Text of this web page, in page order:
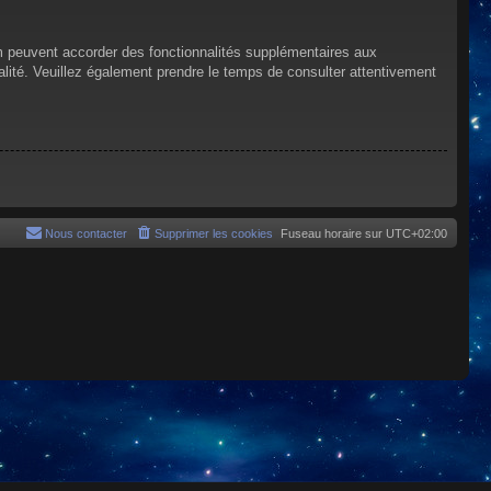
accorder des fonctionnalités supplémentaires aux
Veuillez également prendre le temps de consulter attentivement
Fuseau horaire sur UTC+02:00
Supprimer les cookies
Nous contacter